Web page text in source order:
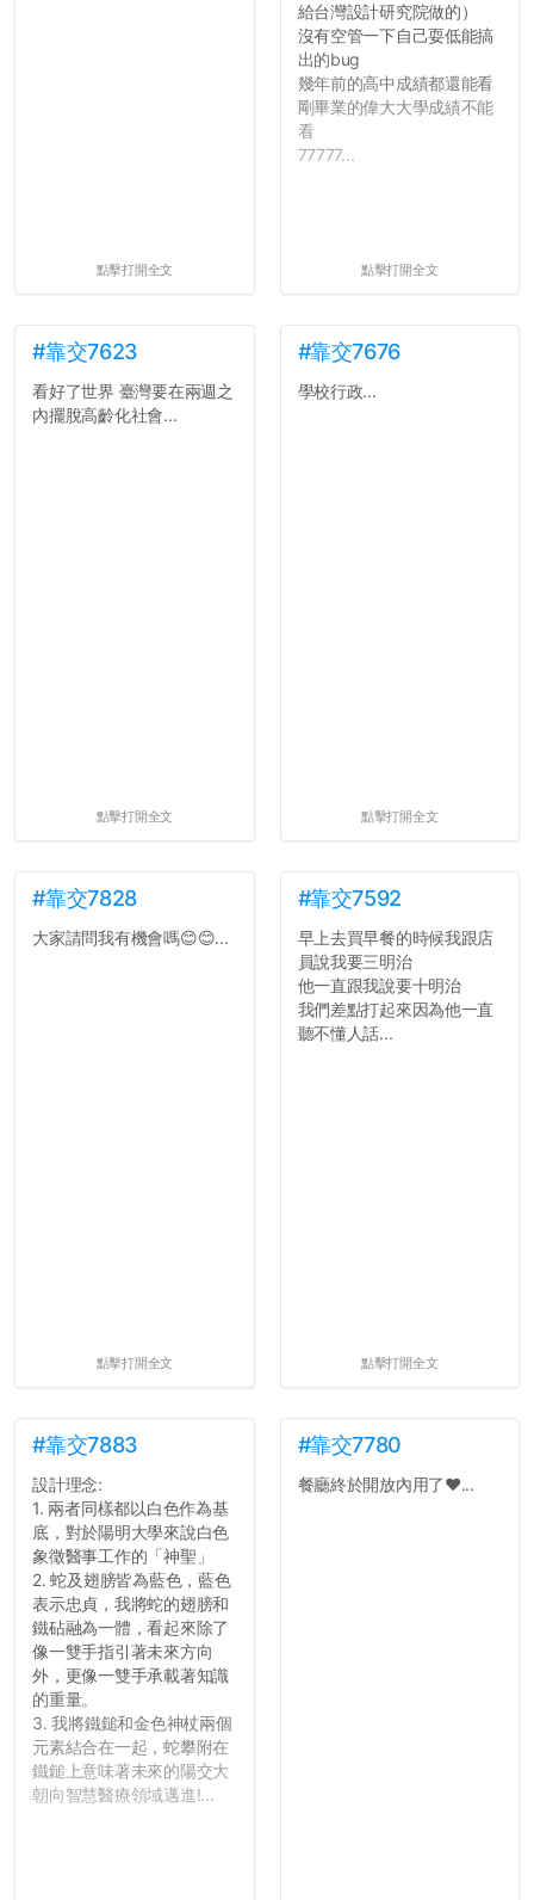
點擊打開全文
給台灣設計研究院做的）
沒有空管一下自己耍低能搞
出的bug
幾年前的高中成績都還能看
剛畢業的偉大大學成績不能
看
77777...
點擊打開全文
#靠交7623
看好了世界 臺灣要在兩週之
內擺脫高齡化社會...
點擊打開全文
#靠交7676
學校行政...
點擊打開全文
#靠交7828
大家請問我有機會嗎😊😊...
點擊打開全文
#靠交7592
早上去買早餐的時候我跟店
員說我要三明治
他一直跟我說要十明治
我們差點打起來因為他一直
聽不懂人話...
點擊打開全文
#靠交7883
設計理念:
1. 兩者同樣都以白色作為基
底，對於陽明大學來說白色
象徵醫事工作的「神聖」
2. 蛇及翅膀皆為藍色，藍色
表示忠貞，我將蛇的翅膀和
鐵砧融為一體，看起來除了
像一雙手指引著未來方向
外，更像一雙手承載著知識
的重量。
3. 我將鐵鎚和金色神杖兩個
元素結合在一起，蛇攀附在
鐵鎚上意味著未來的陽交大
朝向智慧醫療領域邁進!...
#靠交7780
餐廳終於開放內用了❤️...